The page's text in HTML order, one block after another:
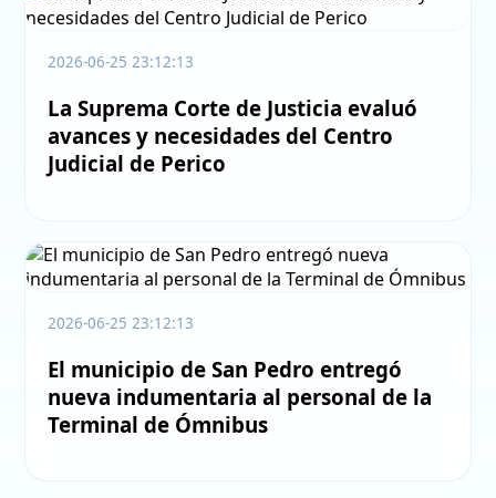
2026-06-25 23:12:13
La Suprema Corte de Justicia evaluó
avances y necesidades del Centro
Judicial de Perico
2026-06-25 23:12:13
El municipio de San Pedro entregó
nueva indumentaria al personal de la
Terminal de Ómnibus